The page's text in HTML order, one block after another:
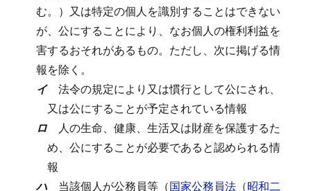
む。）又は特定の個人を識別することはできない
が、公にすることにより、なお個人の権利利益を
害するおそれがあるもの。 ただし、次に掲げる情
報を除く。
イ 法令の規定により又は慣行として公にされ、
又は公にすることが予定されている情報
ロ 人の生命、健康、生活又は財産を保護するた
め、公にすることが必要であると認められる情
報
ハ 当該個人が公務員等（国家公務員法（昭和二